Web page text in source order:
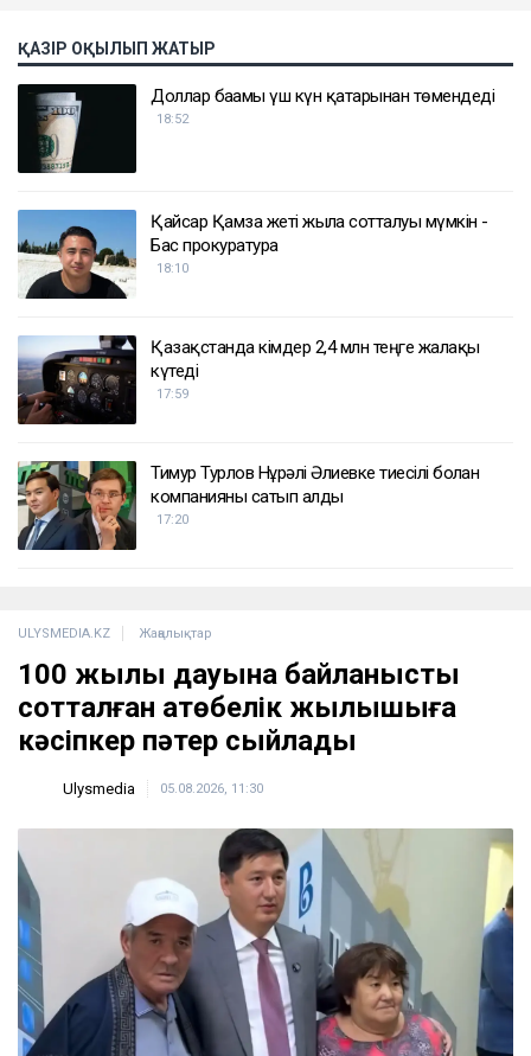
ҚАЗІР ОҚЫЛЫП ЖАТЫР
Доллар бағамы үш күн қатарынан төмендеді
18:52
Қайсар Қамза жеті жылға сотталуы мүмкін -
Бас прокуратура
18:10
Қазақстанда кімдер 2,4 млн теңге жалақы
күтеді
17:59
Тимур Турлов Нұрәлі Әлиевке тиесілі болған
компанияны сатып алды
17:20
ULYSMEDIA.KZ Жаңалықтар
100 жылқы дауына байланысты
сотталған ақтөбелік жылқышыға
кәсіпкер пәтер сыйлады
Ulysmedia 05.08.2026, 11:30